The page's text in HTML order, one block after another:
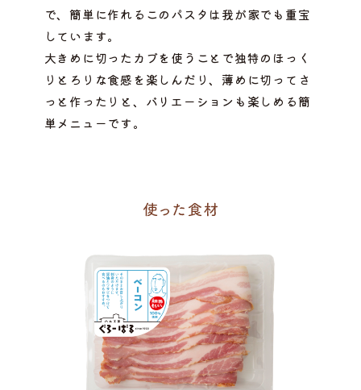
で、簡単に作れるこのパスタは我が家でも重宝
しています。
大きめに切ったカブを使うことで独特のほっく
りとろりな食感を楽しんだり、薄めに切ってさ
っと作ったりと、バリエーションも楽しめる簡
単メニューです。